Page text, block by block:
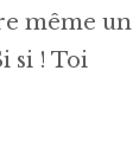
même un
si ! Toi